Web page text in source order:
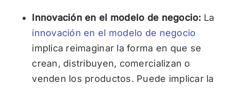
Innovación en el modelo de negocio: La
innovación en el modelo de negocio
implica reimaginar la forma en que se
crean, distribuyen, comercializan o
venden los productos. Puede implicar la